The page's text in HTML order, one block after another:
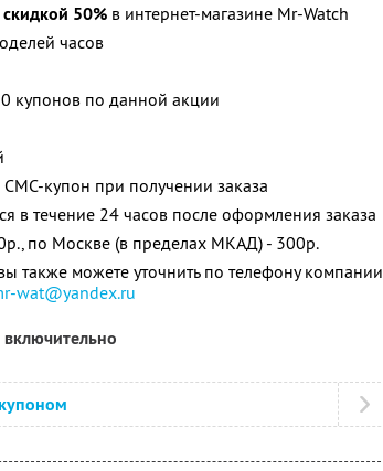
скидкой 50% в интернет-магазине Mr-Watch
часов
купонов по данной акции
купон при получении заказа
в течение 24 часов после оформления заказа
по Москве (в пределах МКАД) - 300р.
также можете уточнить по телефону компании
wat@yandex.ru